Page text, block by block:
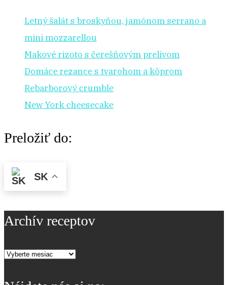
Letný šalát s broskyňou, jamónom serrano a
mini mozzarellou
Makové rizoto s čerešňovým prelivom
Domáce rezance s tvarohom a kôprom
Rebarborový crumble
New York cheesecake
Preložiť do:
SK
Archív receptov
Archív